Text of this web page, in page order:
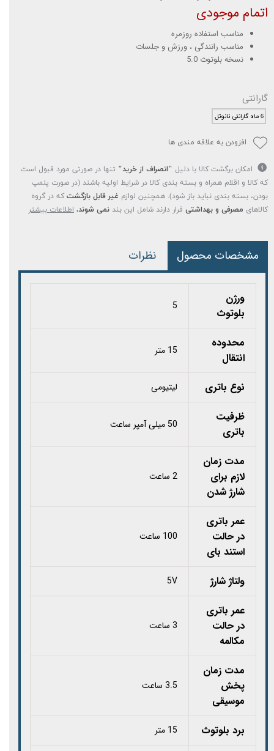
اتمام موجودی
مناسب استفاده روزمره
مناسب رانندگی ، ورزش و جلسات
نسخه بلوتوث 5.0
گارانتی
6 ماه گارانتی نانوتل
افزودن به علاقه مندی ها
امکان برگشت کالا با دلیل "انصراف از خرید" تنها در صورتی مورد قبول است
که کالا و اقلام همراه و بسته بندی کالا در شرایط اولیه باشند (در صورت پلمپ
بودن، بسته بندی نباید باز شود). همچنین لوازم غیر قابل بازگشت که در گروه
کالاهای مصرفی و بهداشتی قرار دارند شامل این بند نمی شوند. اطلاعات بیشتر
مشخصات محصول نظرات
ورژن
بلوتوث
5
محدوده
انتقال
15 متر
نوع باتری لیتیومی
ظرفیت
باتری
50 میلی آمپر ساعت
مدت زمان
لازم برای
شارژ شدن
2 ساعت
عمر باتری
در حالت
استند بای
100 ساعت
ولتاژ شارژ 5V
عمر باتری
در حالت
مکالمه
3 ساعت
مدت زمان
پخش
موسیقی
3.5 ساعت
برد بلوتوث 15 متر